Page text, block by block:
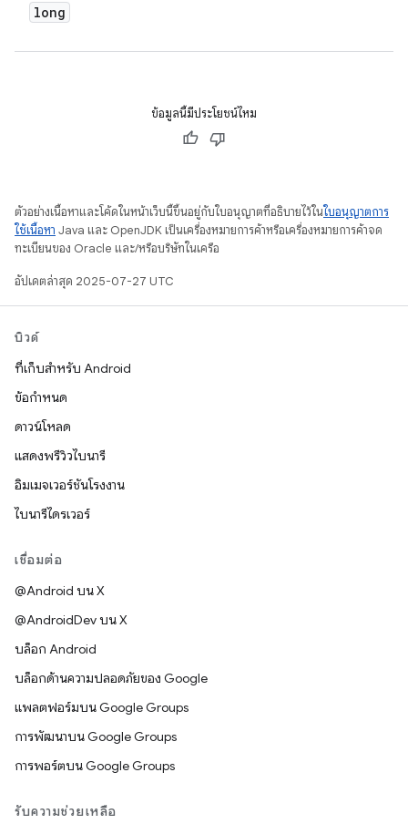
long
ข้อมูลนี้มีประโยชน์ไหม
ตัวอย่างเนื้อหาและโค้ดในหน้าเว็บนี้ขึ้นอยู่กับใบอนุญาตที่อธิบายไว้ในใบอนุญาตการ
ใช้เนื้อหา Java และ OpenJDK เป็นเครื่องหมายการค้าหรือเครื่องหมายการค้าจด
ทะเบียนของ Oracle และ/หรือบริษัทในเครือ
อัปเดตล่าสุด 2025-07-27 UTC
บิวด์
ที่เก็บสำหรับ Android
ข้อกำหนด
ดาวน์โหลด
แสดงพรีวิวไบนารี
อิมเมจเวอร์ชันโรงงาน
ไบนารีไดรเวอร์
เชื่อมต่อ
@Android บน X
@AndroidDev บน X
บล็อก Android
บล็อกด้านความปลอดภัยของ Google
แพลตฟอร์มบน Google Groups
การพัฒนาบน Google Groups
การพอร์ตบน Google Groups
รับความช่วยเหลือ